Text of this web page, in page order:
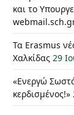
και το
Τα Erasmus
Χαλκίδας 29
«Ενεργώ
κερδισμένος!»